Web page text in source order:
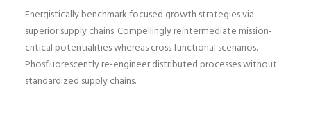
Energistically benchmark focused growth strategies via
superior supply chains. Compellingly reintermediate mission-
critical potentialities whereas cross functional scenarios.
Phosfluorescently re-engineer distributed processes without
standardized supply chains.